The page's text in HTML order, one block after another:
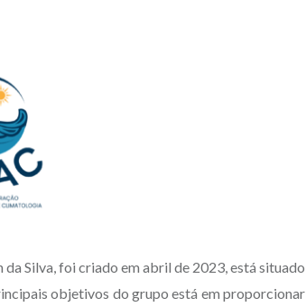
Silva, foi criado em abril de 2023, está situado
objetivos do grupo está em proporcionar